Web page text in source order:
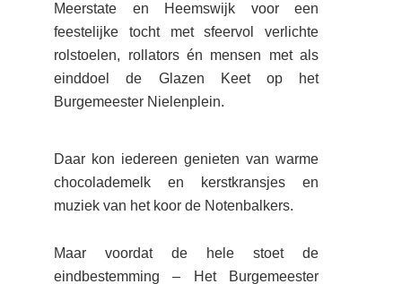
Meerstate en Heemswijk voor een
feestelijke tocht met sfeervol verlichte
rolstoelen, rollators én mensen met als
einddoel de Glazen Keet op het
Burgemeester Nielenplein.
Daar kon iedereen genieten van warme
chocolademelk en kerstkransjes en
muziek van het koor de Notenbalkers.
Maar voordat de hele stoet de
eindbestemming – Het Burgemeester